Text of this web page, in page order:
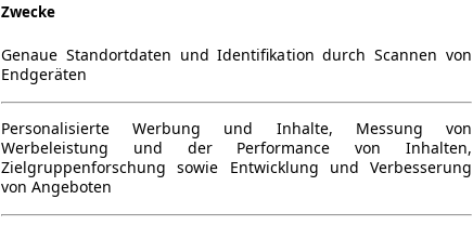
Zwecke
Genaue Standortdaten und Identifikation durch Scannen von
Endgeräten
Personalisierte Werbung und Inhalte, Messung von
Werbeleistung und der Performance von Inhalten,
Zielgruppenforschung sowie Entwicklung und Verbesserung
von Angeboten